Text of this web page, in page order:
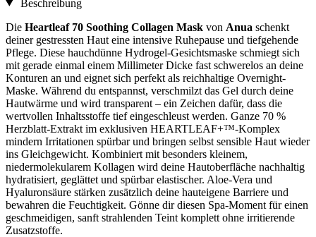
Beschreibung
Die Heartleaf 70 Soothing Collagen Mask von Anua schenkt
deiner gestressten Haut eine intensive Ruhepause und tiefgehende
Pflege. Diese hauchdünne Hydrogel-Gesichtsmaske schmiegt sich
mit gerade einmal einem Millimeter Dicke fast schwerelos an deine
Konturen an und eignet sich perfekt als reichhaltige Overnight-
Maske. Während du entspannst, verschmilzt das Gel durch deine
Hautwärme und wird transparent – ein Zeichen dafür, dass die
wertvollen Inhaltsstoffe tief eingeschleust werden. Ganze 70 %
Herzblatt-Extrakt im exklusiven HEARTLEAF+™-Komplex
mindern Irritationen spürbar und bringen selbst sensible Haut wieder
ins Gleichgewicht. Kombiniert mit besonders kleinem,
niedermolekularem Kollagen wird deine Hautoberfläche nachhaltig
hydratisiert, geglättet und spürbar elastischer. Aloe-Vera und
Hyaluronsäure stärken zusätzlich deine hauteigene Barriere und
bewahren die Feuchtigkeit. Gönne dir diesen Spa-Moment für einen
geschmeidigen, sanft strahlenden Teint komplett ohne irritierende
Zusatzstoffe.